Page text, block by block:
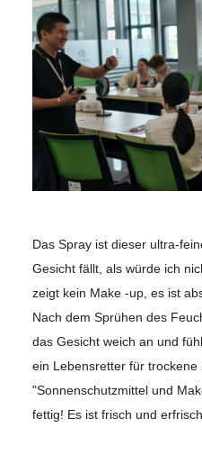
Das Spray ist dieser ultra-
Gesicht fällt, als würde ich
zeigt kein Make -up, es ist
Nach dem Sprühen des
das Gesicht weich an und
ein Lebensretter für trockene
"Sonnenschutzmittel und
fettig! Es ist frisch und